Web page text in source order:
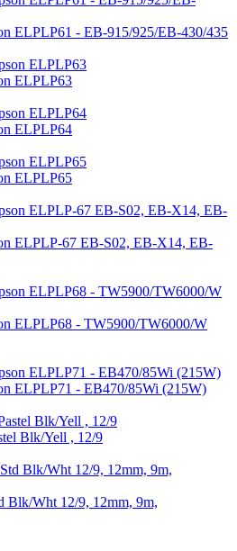
ELPLP61 - EB-915/925/EB-430/435
ELPLP63
ELPLP64
ELPLP65
ELPLP-67 EB-S02, EB-X14, EB-
ELPLP68 - TW5900/TW6000/W
ELPLP71 - EB470/85Wi (215W)
Blk/Yell , 12/9
Blk/Wht 12/9, 12mm, 9m,